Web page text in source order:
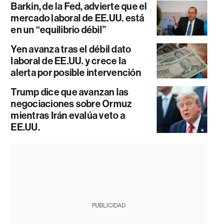
Barkin, de la Fed, advierte que el
mercado laboral de EE.UU. está
en un “equilibrio débil”
Yen avanza tras el débil dato
laboral de EE.UU. y crece la
alerta por posible intervención
Trump dice que avanzan las
negociaciones sobre Ormuz
mientras Irán evalúa veto a
EE.UU.
PUBLICIDAD